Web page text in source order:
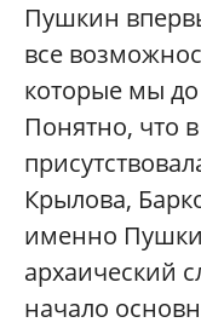
Пушкин
все
которые мы
Понятно, что
Крылова,
именно
архаический
начало